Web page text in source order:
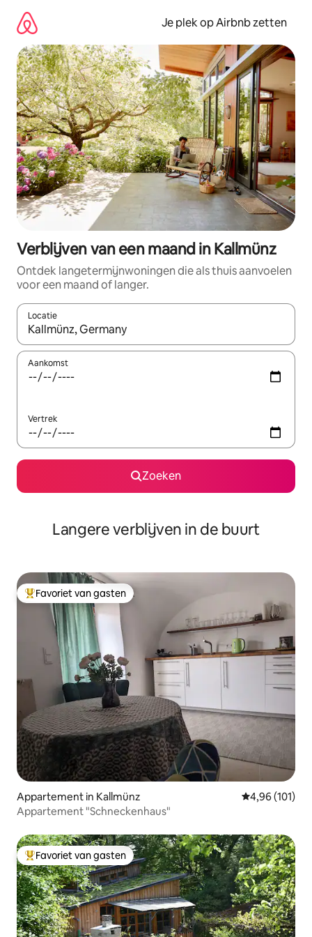
direct
naar
inhoud
Je plek op Airbnb zetten
Verblijven van een maand in Kallmünz
Ontdek langetermijnwoningen die als thuis aanvoelen
voor een maand of langer.
Locatie
Wanneer er resultaten beschikbaar zijn, maak je een keuze
Aankomst
Vertrek
Zoeken
Langere verblijven in de buurt
Topfavoriet van gasten
Favoriet van gasten
Appartement in Kallmünz Gemiddelde
4,96 (101)
Appartement "Schneckenhaus"
Topfavoriet van gasten
Favoriet van gasten